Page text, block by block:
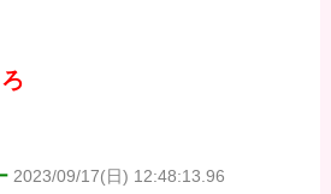
2023/09/17(日) 12:48:13.96